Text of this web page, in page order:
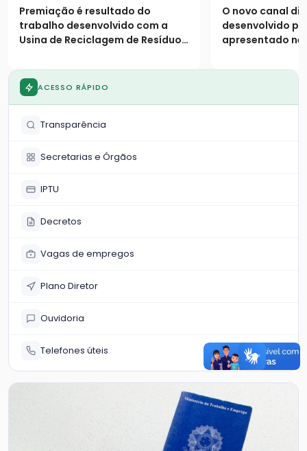
Sustentável
Premiação é resultado do
trabalho desenvolvido com a
Usina de Reciclagem de Resíduos
modernizar
e serviços
O novo canal
desenvolvido
apresentado
atividades da
ACESSO RÁPIDO
Transparência
Secretarias e Órgãos
IPTU
Decretos
Vagas de empregos
Plano Diretor
Ouvidoria
Telefones úteis